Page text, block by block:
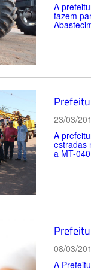
A
fazem
23/03/
A
estradas
a MT-
08/03/
A